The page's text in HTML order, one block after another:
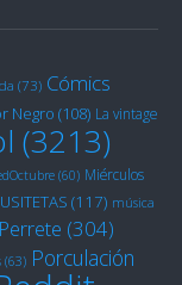
(73) Cómics
Negro (108) La vintage
(3213)
(60) Miérculos
(117) música
Perrete (304)
(63) Porculación